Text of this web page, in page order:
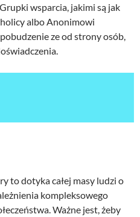
wsparcia, jakimi są jak
albo Anonimowi
ze od strony osób,
to dotyka całej masy ludzi o
kompleksowego
Ważne jest, żeby